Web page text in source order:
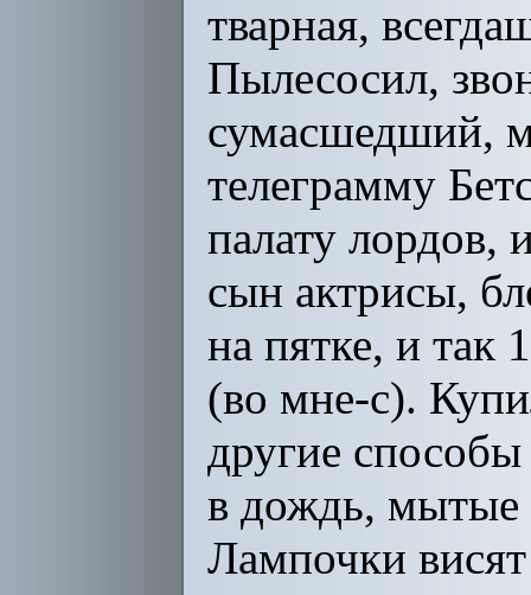
тварная,
Пылесосил,
сумасшедший,
телеграмму
палату лордов,
сын актрисы,
на пятке, и так
(во мне-с).
другие
в дождь, мытые
Лампочки